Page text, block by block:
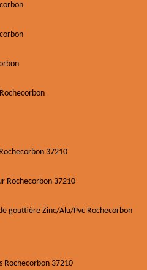
37210
Rochecorbon 37210
gouttière Zinc/Alu/Pvc Rochecorbon
Rochecorbon 37210